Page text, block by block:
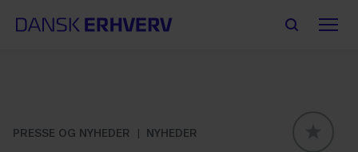
PRESSE OG NYHEDER
NYHEDER